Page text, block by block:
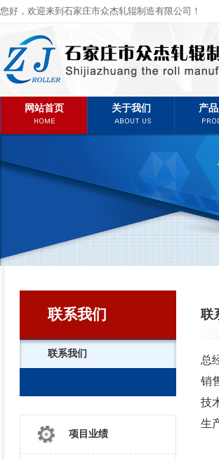
您好，欢迎来到石家庄市众杰轧辊制造有限公司！
网站首页 关于我们 产
联系我们
联系我们
项目业绩
联
总
销
技
生